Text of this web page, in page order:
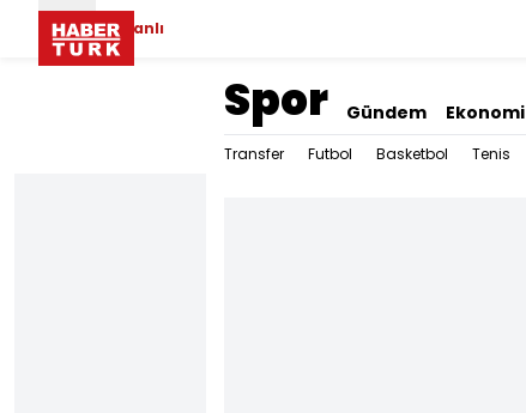
Canlı
Spor Gündem Ekonomi
Transfer Futbol Basketbol Tenis